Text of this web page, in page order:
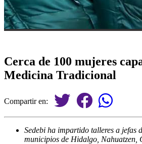
Cerca de 100 mujeres
Medicina Tradicional
Compartir en:
Sedebi ha impartido talleres a jefas
municipios de Hidalgo, Nahuatzen,